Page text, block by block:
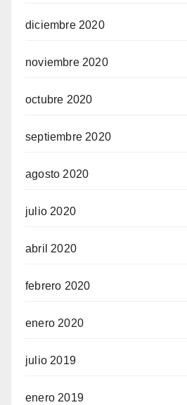
diciembre 2020
noviembre 2020
octubre 2020
septiembre 2020
agosto 2020
julio 2020
abril 2020
febrero 2020
enero 2020
julio 2019
enero 2019